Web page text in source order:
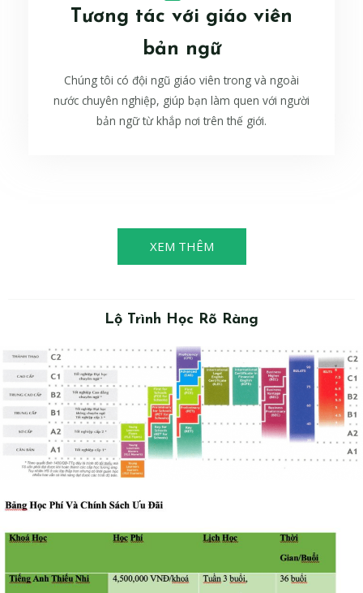
Tương tác với giáo viên
bản ngữ
Chúng tôi có đội ngũ giáo viên trong và ngoài
nước chuyên nghiệp, giúp bạn làm quen với người
bản ngữ từ khắp nơi trên thế giới.
XEM THÊM
Lộ Trình Học Rõ Ràng